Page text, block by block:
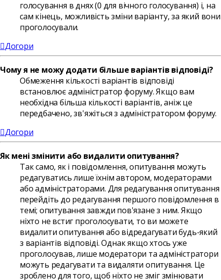
голосування в днях (0 для вічного голосування) і, на
сам кінець, можливість зміни варіанту, за який вони
проголосували.
Догори
Чому я не можу додати більше варіантів відповіді?
Обмеження кількості варіантів відповіді
встановлює адміністратор форуму. Якщо вам
необхідна більша кількості варіантів, аніж це
передбачено, зв'яжіться з адміністратором форуму.
Догори
Як мені змінити або видалити опитування?
Так само, як і повідомлення, опитування можуть
редагуватись лише їхнім автором, модераторами
або адміністраторами. Для редагування опитування
перейдіть до редагування першого повідомлення в
темі; опитування завжди пов'язане з ним. Якщо
ніхто не встиг проголосувати, то ви можете
видалити опитування або відредагувати будь-який
з варіантів відповіді. Однак якщо хтось уже
проголосував, лише модератори та адміністратори
можуть редагувати та видаляти опитування. Це
зроблено для того, щоб ніхто не зміг змінювати